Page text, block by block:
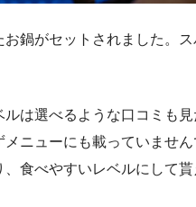
鍋がセットされました。
は選べるような口コミも
ニューにも載っていません
、食べやすいレベルにして